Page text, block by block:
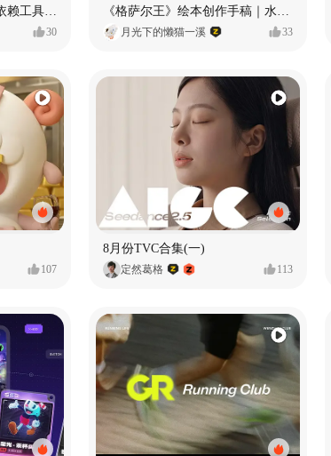
Flova：内容生产，不再依赖工具切换
30
《格萨尔王》绘本创作手稿｜水彩墨韵下的史诗回响
月光下的懒猫一溪 33
107
8月份TVC合集(一)
定然葛格 113